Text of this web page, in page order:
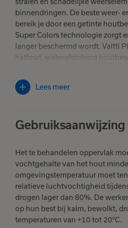
binnendringen. De beste weer-
bereik je door een getinte
Super Colors technologie zorgt
langer beschermd wordt. Valtti
halfmat, waterafstotend
Verkrijgbaar in 10 Super Colors.
Lees meer
Gebruiksaanwijzing
Het te behandelen oppervlak
vochtgehalte van het hout
omgevingstemperatuur moet ten
relatieve luchtvochtigheid
drogen lager dan 80%. De
op hun best bij kalm, bewolkt,
temperaturen van +10 tot 20°C.